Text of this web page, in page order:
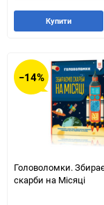
Купити
−14%
Головоломки.
скарби на Місяці